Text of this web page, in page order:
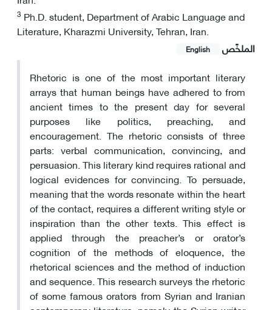
3 Ph.D. student, Department of Arabic Language and
Literature, Kharazmi University, Tehran, Iran.
الملخّص
English
Rhetoric is one of the most important literary
arrays that human beings have adhered to from
ancient times to the present day for several
purposes like politics, preaching, and
encouragement. The rhetoric consists of three
parts: verbal communication, convincing, and
persuasion. This literary kind requires rational and
logical evidences for convincing. To persuade,
meaning that the words resonate within the heart
of the contact, requires a different writing style or
inspiration than the other texts. This effect is
applied through the preacher’s or orator’s
cognition of the methods of eloquence, the
rhetorical sciences and the method of induction
and sequence. This research surveys the rhetoric
of some famous orators from Syrian and Iranian